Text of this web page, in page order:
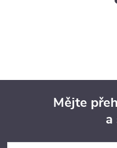
Mějte
a